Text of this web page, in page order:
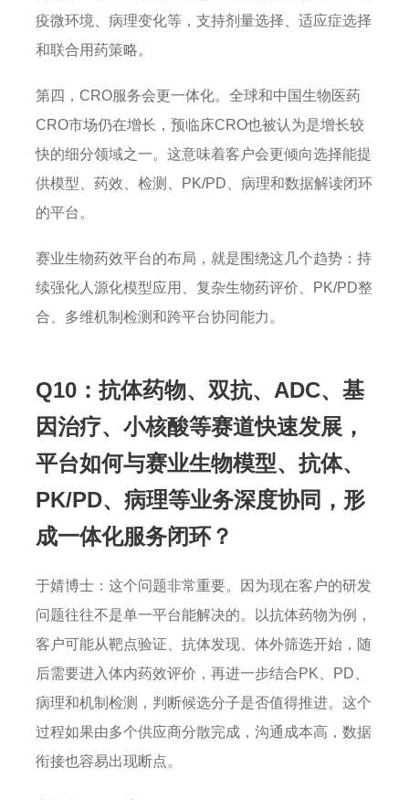
疫微环境、病理变化等，支持剂量选择、适应症选择
和联合用药策略。
第四，CRO服务会更一体化。全球和中国生物医药
CRO市场仍在增长，预临床CRO也被认为是增长较
快的细分领域之一。这意味着客户会更倾向选择能提
供模型、药效、检测、PK/PD、病理和数据解读闭环
的平台。
赛业生物药效平台的布局，就是围绕这几个趋势：持
续强化人源化模型应用、复杂生物药评价、PK/PD整
合、多维机制检测和跨平台协同能力。
Q10：抗体药物、双抗、ADC、基
因治疗、小核酸等赛道快速发展，
平台如何与赛业生物模型、抗体、
PK/PD、病理等业务深度协同，形
成一体化服务闭环？
于婧博士：这个问题非常重要。因为现在客户的研发
问题往往不是单一平台能解决的。以抗体药物为例，
客户可能从靶点验证、抗体发现、体外筛选开始，随
后需要进入体内药效评价，再进一步结合PK、PD、
病理和机制检测，判断候选分子是否值得推进。这个
过程如果由多个供应商分散完成，沟通成本高，数据
衔接也容易出现断点。